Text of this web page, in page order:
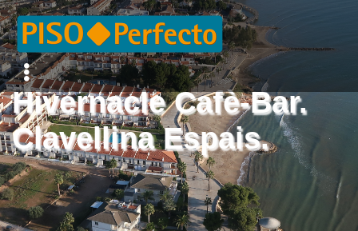
Hivernacle Cafè-Bar.
Clavellina Espais.